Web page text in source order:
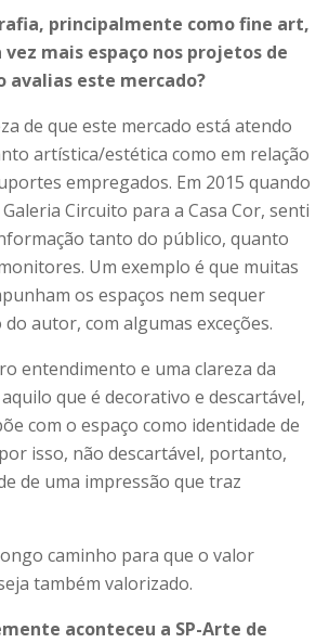
principalmente como fine art,
mais espaço nos projetos de
avalias este mercado?
de que este mercado está atendo
artística/estética como em relação
empregados. Em 2015 quando
Circuito para a Casa Cor, senti
tanto do público, quanto
Um exemplo é que muitas
os espaços nem sequer
autor, com algumas exceções.
entendimento e uma clareza da
que é decorativo e descartável,
com o espaço como identidade de
isso, não descartável, portanto,
de uma impressão que traz
caminho para que o valor
também valorizado.
aconteceu a SP-Arte de